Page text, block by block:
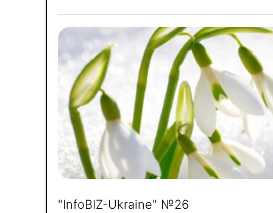
"InfoBIZ-Ukraine" №26